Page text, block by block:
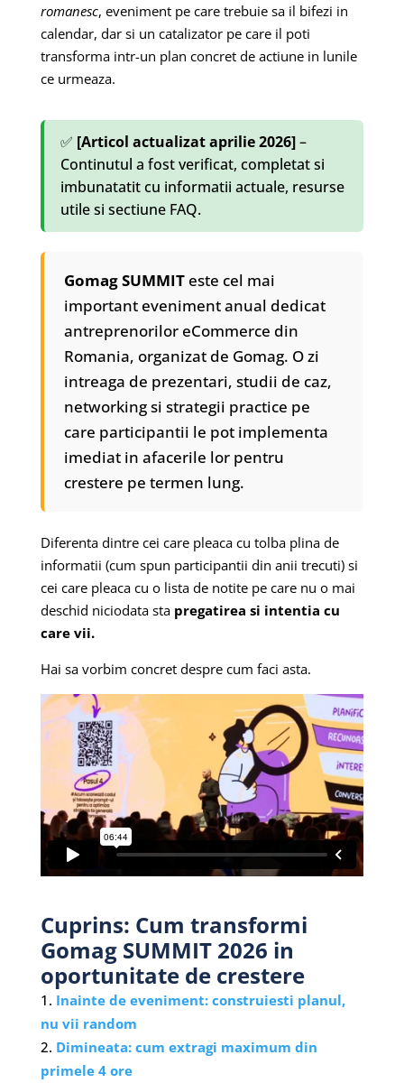
romanesc, eveniment pe care trebuie sa il bifezi in
calendar, dar si un catalizator pe care il poti
transforma intr-un plan concret de actiune in lunile
ce urmeaza.
✅ [Articol actualizat aprilie 2026]–
Continutul a fost verificat, completat si
imbunatatit cu informatii actuale, resurse
utile si sectiune FAQ.
Gomag SUMMITeste cel mai
important eveniment anual dedicat
antreprenorilor eCommerce din
Romania, organizat de Gomag. O zi
intreaga de prezentari, studii de caz,
networking si strategii practice pe
care participantii le pot implementa
imediat in afacerile lor pentru
crestere pe termen lung.
Diferenta dintre cei care pleaca cu tolba plina de
informatii (cum spun participantii din anii trecuti) si
cei care pleaca cu o lista de notite pe care nu o mai
deschid niciodata sta pregatirea si intentia cu
care vii.
Hai sa vorbim concret despre cum faci asta.
Cuprins: Cum transformi
Gomag SUMMIT 2026 in
oportunitate de crestere
Inainte de eveniment: construiesti planul,
nu vii random
Dimineata: cum extragi maximum din
primele 4 ore